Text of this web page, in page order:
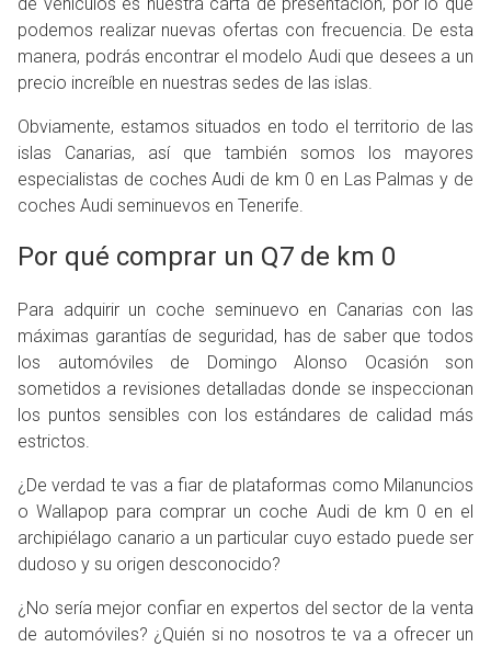
podemos realizar nuevas ofertas con frecuencia. De esta
manera, podrás encontrar el modelo Audi que desees a un
precio increíble en nuestras sedes de las islas.
Obviamente, estamos situados en todo el territorio de las
islas Canarias, así que también somos los mayores
especialistas de coches Audi de km 0 en Las Palmas y de
coches Audi seminuevos en Tenerife.
Por qué comprar un Q7 de km 0
Para adquirir un coche seminuevo en Canarias con las
máximas garantías de seguridad, has de saber que todos
los automóviles de Domingo Alonso Ocasión son
sometidos a revisiones detalladas donde se inspeccionan
los puntos sensibles con los estándares de calidad más
estrictos.
¿De verdad te vas a fiar de plataformas como Milanuncios
o Wallapop para comprar un coche Audi de km 0 en el
archipiélago canario a un particular cuyo estado puede ser
dudoso y su origen desconocido?
¿No sería mejor confiar en expertos del sector de la venta
de automóviles? ¿Quién si no nosotros te va a ofrecer un